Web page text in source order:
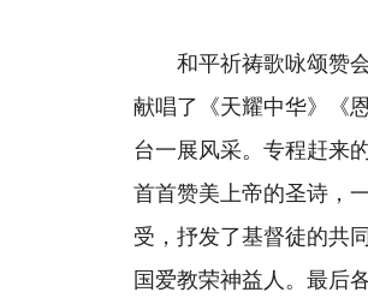
和平祈祷歌咏颂赞
献唱了《天耀中华》《
台一展风采。专程赶来
首首赞美上帝的圣诗，
受，抒发了基督徒的共
国爱教荣神益人。最后